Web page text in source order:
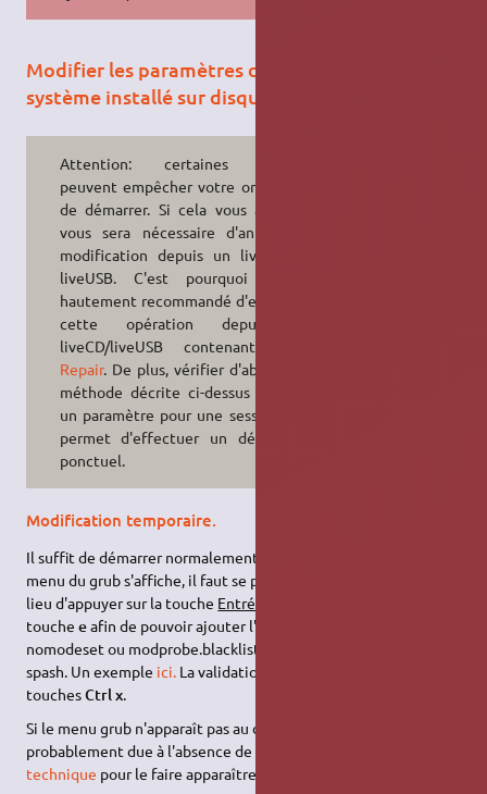
Modifier les paramètres du noyau pour un
système installé sur disque
Attention: certaines options
peuvent empêcher votre ordinateur
de démarrer. Si cela vous arrive, il
vous sera nécessaire d'annuler la
modification depuis un liveCD ou
liveUSB. C'est pourquoi il est
hautement recommandé d'effectuer
cette opération depuis un
liveCD/liveUSB contenant
Repair. De plus, vérifier d'abord si la
méthode décrite ci-dessus (ajouter
un paramètre pour une session-live)
permet d'effectuer un dépannage
ponctuel.
Modification temporaire.
Il suffit de démarrer normalement. Lorsque la première ligne du
menu du grub s'affiche, il faut se positionner dessus , puis , au
lieu d'appuyer sur la touche Entrée
toucheeafin de pouvoir ajouter l'option souhaitée ( souvent
nomodeset ou modprobe.blacklist=nouveau ) juste après quiet
spash. Un exemple ici. La validation se fait en frappant les
touchesCtrl x.
Si le menu grub n'apparaît pas au démarrage, la cause est
probablement due à l'absence de dual Boot, Il existe une
technique pour le faire apparaître.